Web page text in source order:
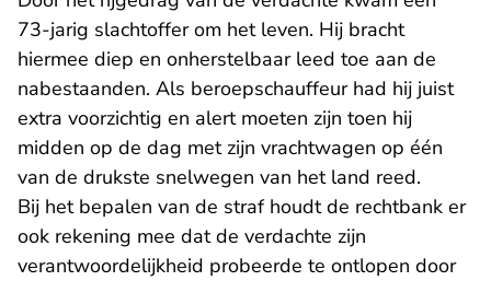
73-jarig slachtoffer om het leven. Hij bracht
hiermee diep en onherstelbaar leed toe aan de
nabestaanden. Als beroepschauffeur had hij juist
extra voorzichtig en alert moeten zijn toen hij
midden op de dag met zijn vrachtwagen op één
van de drukste snelwegen van het land reed.
Bij het bepalen van de straf houdt de rechtbank er
ook rekening mee dat de verdachte zijn
verantwoordelijkheid probeerde te ontlopen door